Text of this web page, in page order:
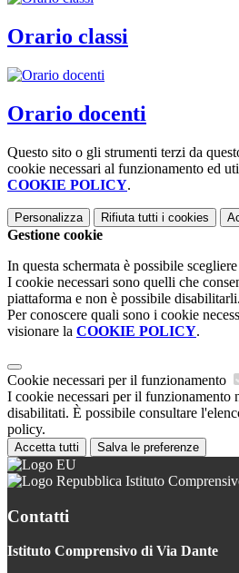
Orario classi
Orario docenti
Questo sito o gli strumenti terzi da
cookie necessari al funzionamento ed
COOKIE POLICY.
Personalizza Rifiuta tutti i cookies
Gestione cookie
In questa schermata è possibile
I cookie necessari sono quelli che
piattaforma e non è possibile disabilitarli.
Per conoscere quali sono i cookie
visionare la COOKIE POLICY.
Cookie necessari per il funzionamento
I cookie necessari per il funzionamento
disabilitati. È possibile consultare
policy.
Accetta tutti Salva le preferenze
Istituto
Contatti
Istituto Comprensivo di Via Dante